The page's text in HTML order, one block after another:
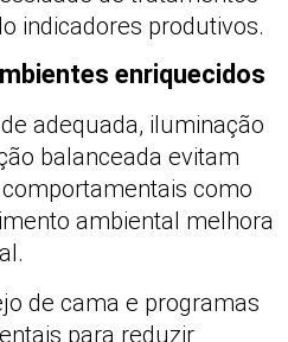
indicadores produtivos.
enriquecidos
adequada, iluminação
balanceada evitam
como
ambiental melhora
de cama e programas
para reduzir